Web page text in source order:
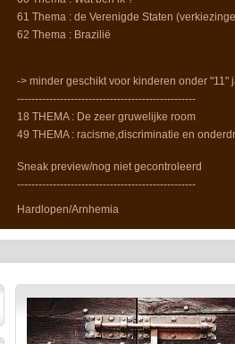
61 Thema : de Verenigde Staten
62 Thema : Brazilië
-> minder geschikt voor kinderen onder "11"
--------------------------------------------------
18 THEMA : De zeer gruwelijke room
49 THEMA : racisme,discriminatie en
Sneak preview/nog niet gecontroleerd
--------------------------------------------------
Hardlopen/Arnhemia